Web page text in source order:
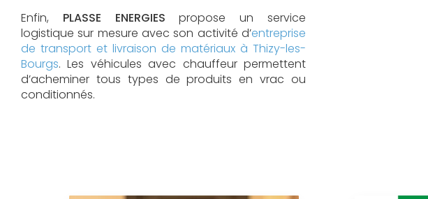
Enfin, PLASSE ENERGIES propose un service
logistique sur mesure avec son activité d’entreprise
de transport et livraison de matériaux à Thizy-les-
Bourgs. Les véhicules avec chauffeur permettent
d’acheminer tous types de produits en vrac ou
conditionnés.